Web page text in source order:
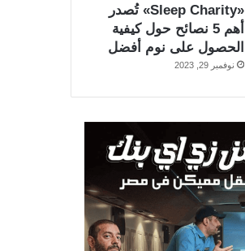
«Sleep Charity» تُصدر
أهم 5 نصائح حول كيفية
الحصول على نوم أفضل
نوفمبر 29, 2023